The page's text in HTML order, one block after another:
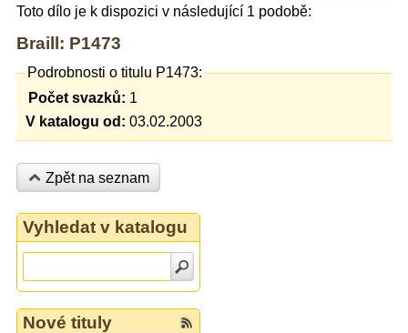
Toto dílo je k dispozici v následující 1 podobě:
Braill: P1473
Podrobnosti o titulu P1473:
Počet svazků: 1
V katalogu od: 03.02.2003
Zpět na seznam
Vyhledat v katalogu
Nové tituly